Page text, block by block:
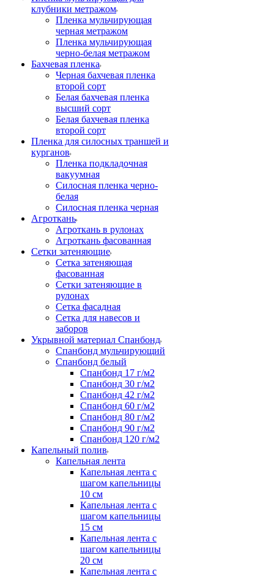
клубники метражом
Пленка мульчирующая
черная метражом
Пленка мульчирующая
черно-белая метражом
Бахчевая пленка
Черная бахчевая пленка
второй сорт
Белая бахчевая пленка
высший сорт
Белая бахчевая пленка
второй сорт
Пленка для силосных траншей и
курганов
Пленка подкладочная
вакуумная
Силосная пленка черно-
белая
Силосная пленка черная
Агроткань
Агроткань в рулонах
Агроткань фасованная
Сетки затеняющие
Сетка затеняющая
фасованная
Сетки затеняющие в
рулонах
Сетка фасадная
Сетка для навесов и
заборов
Укрывной материал Спанбонд
Спанбонд мульчирующий
Спанбонд белый
Спанбонд 17 г/м2
Спанбонд 30 г/м2
Спанбонд 42 г/м2
Спанбонд 60 г/м2
Спанбонд 80 г/м2
Спанбонд 90 г/м2
Спанбонд 120 г/м2
Капельный полив
Капельная лента
Капельная лента с
шагом капельницы
10 см
Капельная лента с
шагом капельницы
15 см
Капельная лента с
шагом капельницы
20 см
Капельная лента с